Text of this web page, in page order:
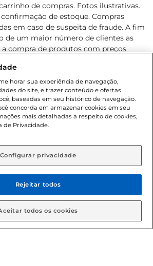
de compras. Fotos ilustrativas.
de estoque. Compras
em caso de suspeita de fraude. A fim
de um maior número de clientes as
a compra de produtos com preços
e condições são exclusivos para
durante o dia de hoje, podendo
prévia notificação. Proibida a venda
para menores de 18 anos, conforme
81, inciso II (Estatuto da Criança e do
e condições exclusivos para o
mínimo para as compras on-line é de
Todos os direitos
reservados Gbarbosa.
sua experiência de navegação,
do site, e trazer conteúdo e ofertas
baseadas em seu histórico de navegação.
concorda em armazenar cookies em seu
mais detalhadas a respeito de cookies,
de Privacidade.
Configurar privacidade
Rejeitar todos
todos os cookies